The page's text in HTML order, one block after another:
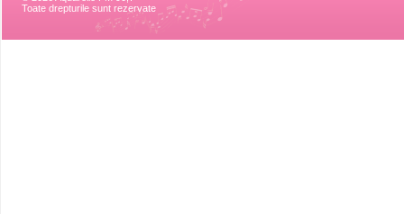
Toate drepturile sunt rezervate